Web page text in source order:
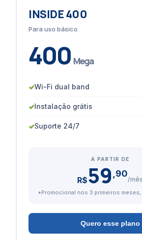
INSIDE 400
Para uso básico
400 Mega
✓Wi-Fi dual band
✓Instalação grátis
✓Suporte 24/7
A PARTIR DE
R$59 ,90
/mês
*Promocional nos 3 primeiros
Quero esse plano